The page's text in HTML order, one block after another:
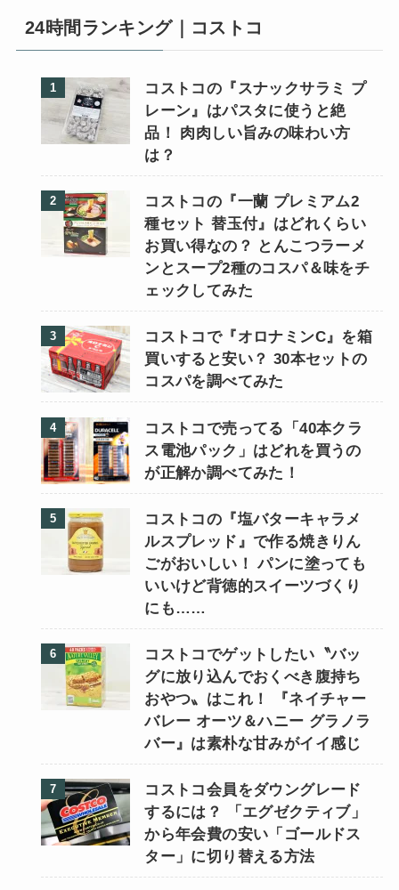
24時間ランキング｜コストコ
コストコの『スナックサラミ プ
レーン』はパスタに使うと絶
品！ 肉肉しい旨みの味わい方
は？
コストコの『一蘭 プレミアム2
種セット 替玉付』はどれくらい
お買い得なの？ とんこつラーメ
ンとスープ2種のコスパ＆味をチ
ェックしてみた
コストコで『オロナミンC』を箱
買いすると安い？ 30本セットの
コスパを調べてみた
コストコで売ってる「40本クラ
ス電池パック」はどれを買うの
が正解か調べてみた！
コストコの『塩バターキャラメ
ルスプレッド』で作る焼きりん
ごがおいしい！ パンに塗っても
いいけど背徳的スイーツづくり
にも……
コストコでゲットしたい〝バッ
グに放り込んでおくべき腹持ち
おやつ〟はこれ！ 『ネイチャー
バレー オーツ＆ハニー グラノラ
バー』は素朴な甘みがイイ感じ
コストコ会員をダウングレード
するには？ 「エグゼクティブ」
から年会費の安い「ゴールドス
ター」に切り替える方法